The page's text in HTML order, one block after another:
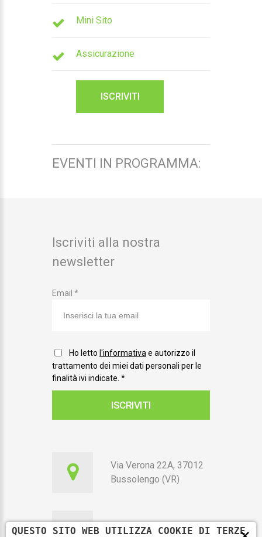
Mini Sito
Assicurazione
ISCRIVITI
EVENTI IN PROGRAMMA:
Iscriviti alla nostra
newsletter
Email *
Ho letto l'informativa e autorizzo il
trattamento dei miei dati personali per le
finalità ivi indicate. *
ISCRIVITI
Via Verona 22A, 37012
Bussolengo (VR)
351 7010115
QUESTO SITO WEB UTILIZZA COOKIE DI TERZE